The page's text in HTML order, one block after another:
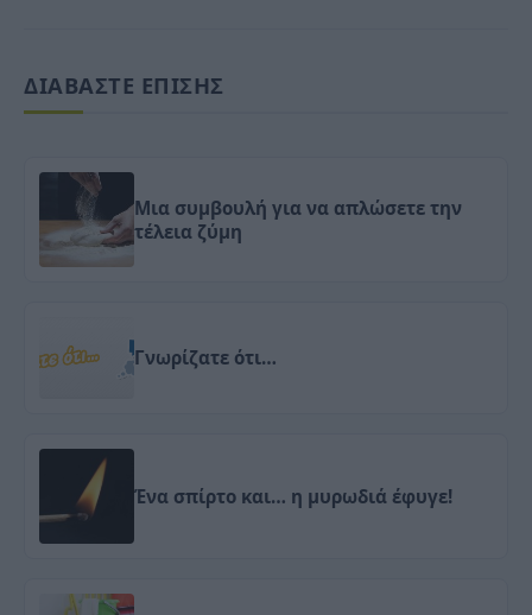
ΔΙΑΒΑΣΤΕ ΕΠΙΣΗΣ
Μια συμβουλή για να απλώσετε την
τέλεια ζύμη
Γνωρίζατε ότι…
Ένα σπίρτο και… η μυρωδιά έφυγε!